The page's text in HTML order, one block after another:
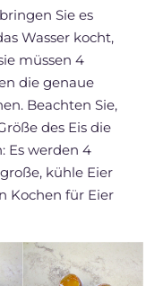
Sie es
Wasser kocht,
müssen 4
die genaue
Beachten Sie,
des Eis die
Es werden 4
kühle Eier
Kochen für Eier